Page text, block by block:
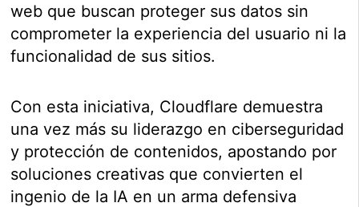
web que buscan proteger sus datos sin
comprometer la experiencia del usuario ni la
funcionalidad de sus sitios.
Con esta iniciativa, Cloudflare demuestra
una vez más su liderazgo en ciberseguridad
y protección de contenidos, apostando por
soluciones creativas que convierten el
ingenio de la IA en un arma defensiva